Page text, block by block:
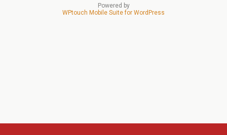
Powered by
WPtouch Mobile Suite for WordPress